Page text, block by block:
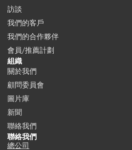
訪談
我們的客戶
我們的合作夥伴
會員/推薦計劃
組織
關於我們
顧問委員會
圖片庫
新聞
聯絡我們
聯絡我們
總公司